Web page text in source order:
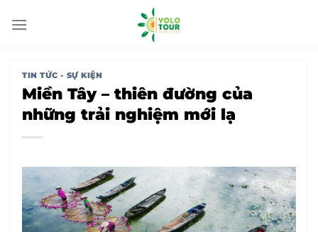
qua
TIN TỨC - SỰ KIỆN
Miền Tây – thiên đường của
những trải nghiệm mới lạ